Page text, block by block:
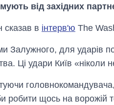
від західних
сказав в інтерв'ю The
Залужного, для ударів
Ці удари Київ «ніколи
робити щось на ворожій